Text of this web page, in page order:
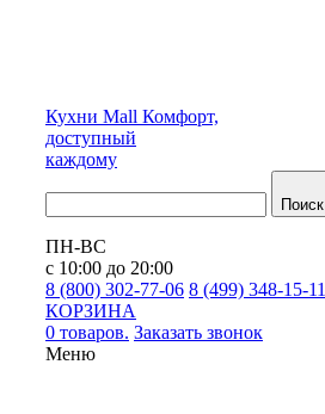
Кухни Mall Комфорт,
доступный
каждому
Поиск
ПН-ВС
с 10:00 до 20:00
8 (800) 302-77-06 8 (499) 348-15-11
КОРЗИНА
0 товаров. Заказать звонок
Меню